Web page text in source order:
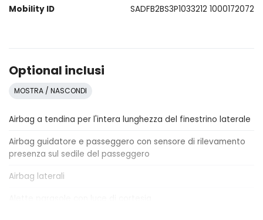
Mobility ID
SADFB2BS3P1033212 1000172072
Optional inclusi
MOSTRA / NASCONDI
Airbag a tendina per l'intera lunghezza del finestrino laterale
Airbag guidatore e passeggero con sensore di rilevamento
presenza sul sedile del passeggero
Airbag laterali